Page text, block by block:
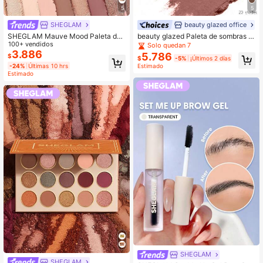
5
SHEGLAM
SHEGLAM Mauve Mood Paleta de
Sombras Marca de Belleza Cosméti
ca Maquillaje para Mujeres y Niñas
100+ vendidos
$3.886
-24% Últimas 10 hrs
Estimado
5
beauty glazed office
beauty glazed Paleta de sombras d
e ojos de 9 colores, alta pigmentaci
ón, mate, brillo, ahumado natural, br
illo, texturas en crema y polvo, palet
a de maquillaje resistente al agua
Solo quedan 7
$5.786 -5% ¡Últimos 2 días
Estimado
SHEGLAM